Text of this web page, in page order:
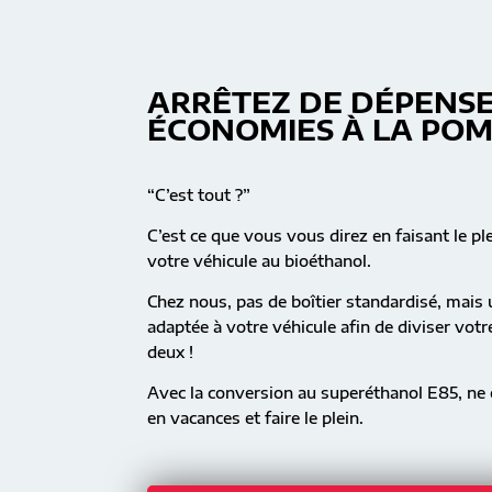
ARRÊTEZ DE
ÉCONOMIES À LA
“C’est tout ?”
C’est ce que vous vous direz en faisant le
votre véhicule au bioéthanol.
Chez nous, pas de boîtier standardisé,
adaptée à votre véhicule afin de diviser
deux !
Avec la conversion au superéthanol E85,
en vacances et faire le plein.